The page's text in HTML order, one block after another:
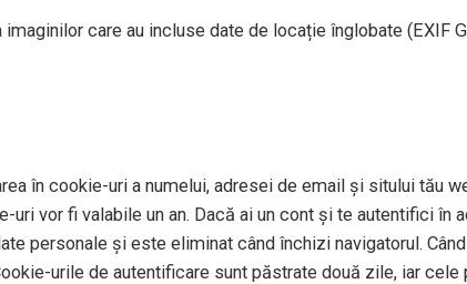
care au incluse date de locație înglobate
în cookie-uri a numelui, adresei de email și sitului tău
vor fi valabile un an. Dacă ai un cont și te autentifici
personale și este eliminat când închizi navigatorul.
urile de autentificare sunt păstrate două zile, iar